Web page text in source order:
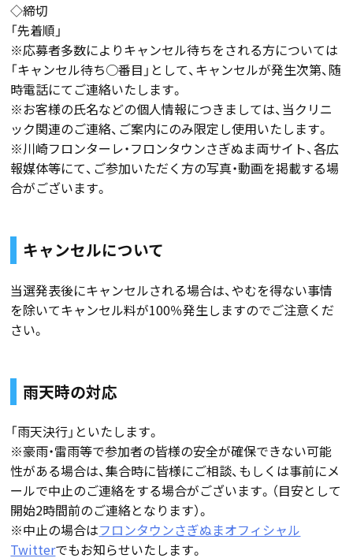
◇締切
「先着順」
※応募者多数によりキャンセル待ちをされる方については
「キャンセル待ち○番目」として、キャンセルが発生次第、随
時電話にてご連絡いたします。
※お客様の氏名などの個人情報につきましては、当クリニ
ック関連のご連絡、ご案内にのみ限定し使用いたします。
※川崎フロンターレ・フロンタウンさぎぬま両サイト、各広
報媒体等にて、ご参加いただく方の写真・動画を掲載する場
合がございます。
キャンセルについて
当選発表後にキャンセルされる場合は、やむを得ない事情
を除いてキャンセル料が100％発生しますのでご注意くだ
さい。
雨天時の対応
「雨天決行」といたします。
※豪雨・雷雨等で参加者の皆様の安全が確保できない可能
性がある場合は、集合時に皆様にご相談、もしくは事前にメ
ールで中止のご連絡をする場合がございます。（目安として
開始2時間前のご連絡となります）。
※中止の場合はフロンタウンさぎぬまオフィシャル
Twitterでもお知らせいたします。